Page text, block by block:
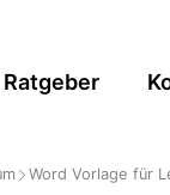
Ratgeber
Word Vorlage für